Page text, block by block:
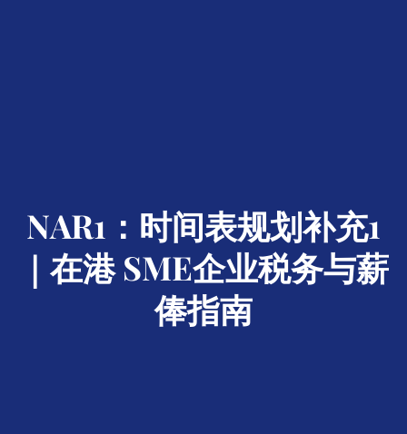
NAR1：时间表规划补充1
｜在港 SME企业税务与薪
俸指南